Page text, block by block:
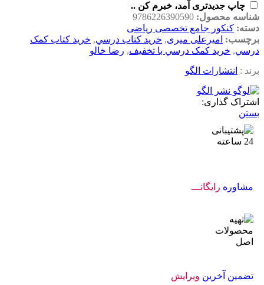
چاپ جدیدتری آمد، خبرم کن ..
شناسه محصول: 9786226390590
دسته: کنکور جامع تخصصی ریاضی
برچسب: امیرعلی میری, خريد کتاب درسي, خريد کتاب کمک
درسي, خريد کمک درسي با تخفيف, رضا خالو
برند : انتشارات الگو
اشتراک گذاری:
بستن
مشاوره رایگانـــ
تضمین آخرین ویرایش